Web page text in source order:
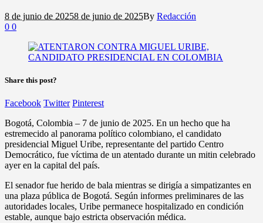
8 de junio de 20258 de junio de 2025By Redacción
0 0
Share this post?
Facebook Twitter Pinterest
Bogotá, Colombia – 7 de junio de 2025. En un hecho que ha
estremecido al panorama político colombiano, el candidato
presidencial Miguel Uribe, representante del partido Centro
Democrático, fue víctima de un atentado durante un mitin celebrado
ayer en la capital del país.
El senador fue herido de bala mientras se dirigía a simpatizantes en
una plaza pública de Bogotá. Según informes preliminares de las
autoridades locales, Uribe permanece hospitalizado en condición
estable, aunque bajo estricta observación médica.